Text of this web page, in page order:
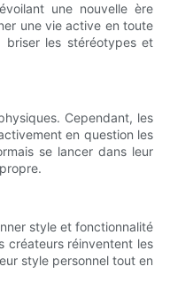
une nouvelle ère
une vie active en toute
briser les stéréotypes et
Cependant, les
en question les
se lancer dans leur
style et fonctionnalité
créateurs réinventent les
style personnel tout en